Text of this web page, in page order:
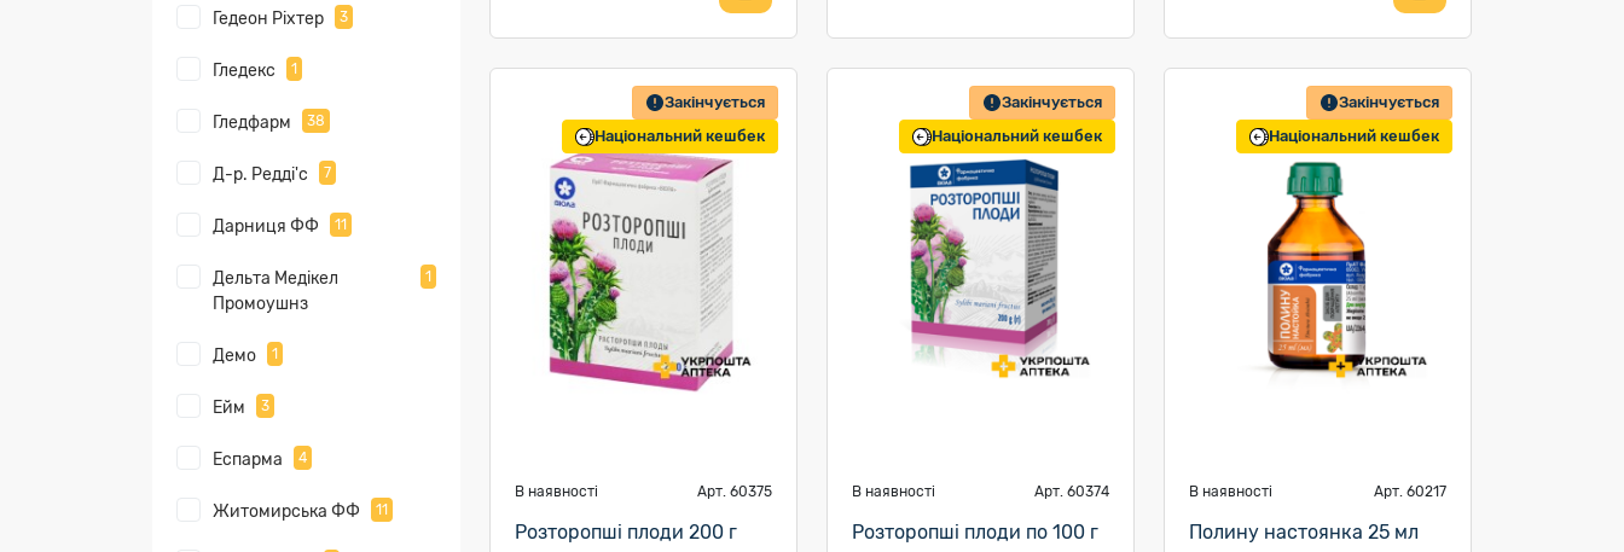
Гедеон Ріхтер 3
Гледекс 1
Гледфарм 38
Д-р. Редді'с 7
Дарниця ФФ 11
Дельта Медікел
Промоушнз
1
Демо 1
Ейм 3
Еспарма 4
Житомирська ФФ 11
Закінчується
Національний кешбек
В наявності Арт. 60375
Розторопші плоди 200 г
Закінчується
Національний кешбек
В наявності Арт. 60374
Розторопші плоди по 100 г
Закінчується
Національний кешбек
В наявності Арт. 60217
Полину настоянка 25 мл